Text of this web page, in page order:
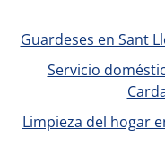
Guardeses en Sant
Servicio
Limpieza del hogar